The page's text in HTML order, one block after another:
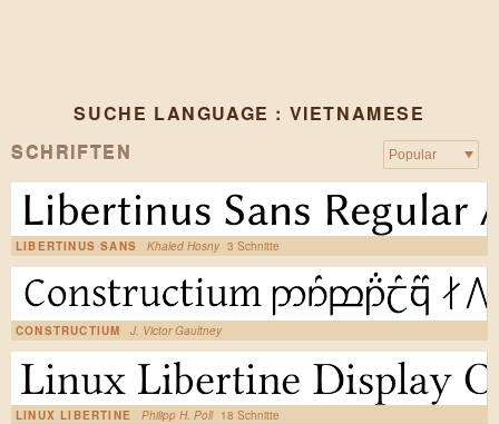
SUCHE LANGUAGE : VIETNAMESE
SCHRIFTEN
LIBERTINUS SANS Khaled Hosny 3 Schnitte
CONSTRUCTIUM J. Victor Gaultney
LINUX LIBERTINE Philipp H. Poll 18 Schnitte